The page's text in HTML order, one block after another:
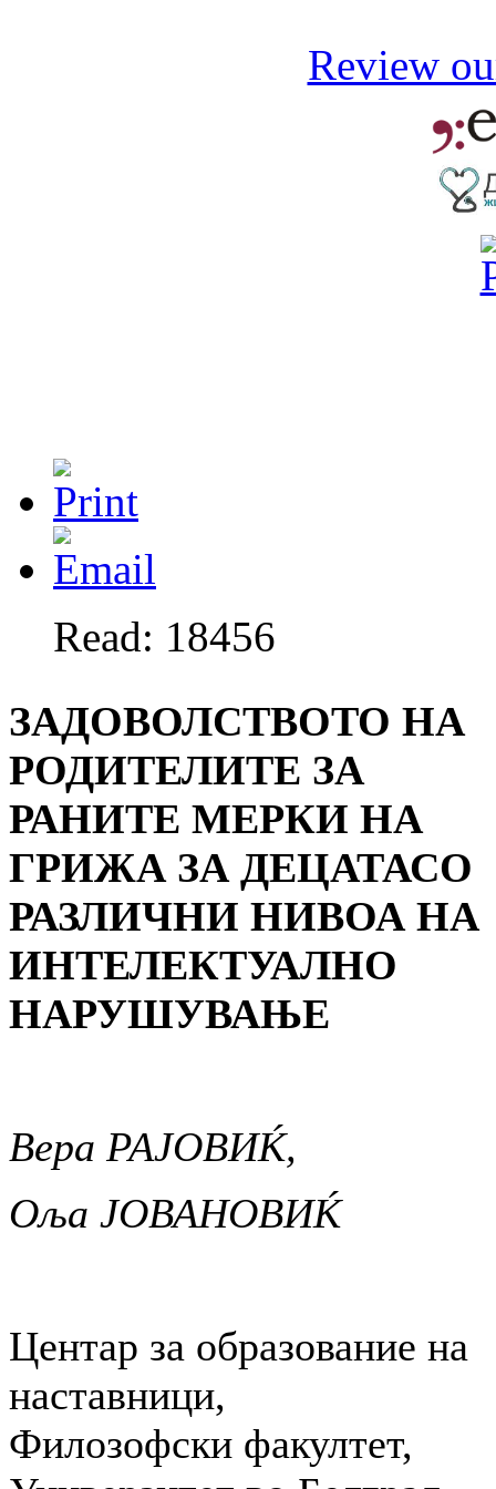
Review
Read: 18456
ЗАДОВОЛСТВОТО НА
РОДИТЕЛИТЕ ЗА
РАНИТЕ МЕРКИ НА
ГРИЖА ЗА ДЕЦАТАСО
РАЗЛИЧНИ НИВОА НА
ИНТЕЛЕКТУАЛНО
НАРУШУВАЊЕ
Вера РАЈОВИЌ,
Оља ЈОВАНОВИЌ
Центар за образование на
наставници,
Фи­ло­зоф­ски факултет,